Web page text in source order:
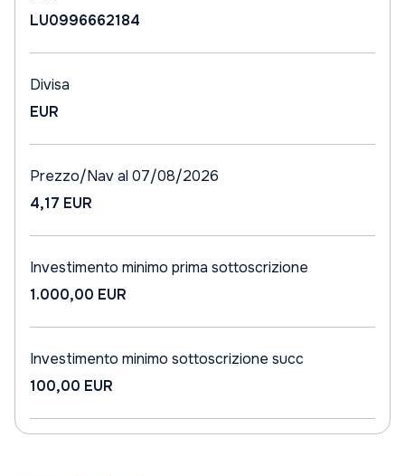
LU0996662184
Divisa
EUR
Prezzo/Nav al 07/08/2026
4,17 EUR
Investimento minimo prima sottoscrizione
1.000,00 EUR
Investimento minimo sottoscrizione succ
100,00 EUR